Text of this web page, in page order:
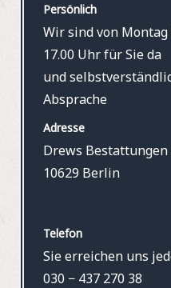
Persönlich
Wir sind von
17.00 Uhr für Sie da
und
Absprache
Adresse
Drews Bestattungen
10629 Berlin
Telefon
Sie erreichen uns
030 − 437 270 38